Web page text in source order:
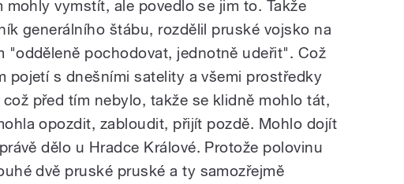
mohly vymstít, ale povedlo se jim to. Takže
generálního štábu, rozdělil pruské vojsko na
"odděleně pochodovat, jednotně udeřit". Což
pojetí s dnešními satelity a všemi prostředky
před tím nebylo, takže se klidně mohlo tát,
opozdit, zabloudit, přijít pozdě. Mohlo dojít
dělo u Hradce Králové. Protože polovinu
dvě pruské pruské a ty samozřejmě